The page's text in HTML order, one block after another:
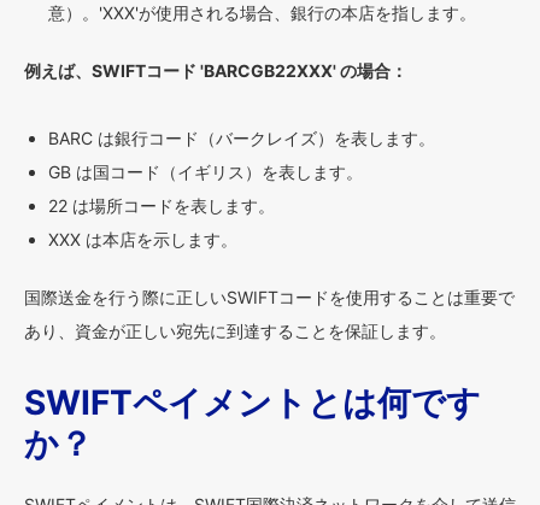
意）。'XXX'が使用される場合、銀行の本店を指します。
例えば、SWIFTコード 'BARCGB22XXX' の場合：
BARC は銀行コード（バークレイズ）を表します。
GB は国コード（イギリス）を表します。
22 は場所コードを表します。
XXX は本店を示します。
国際送金を行う際に正しいSWIFTコードを使用することは重要で
あり、資金が正しい宛先に到達することを保証します。
SWIFTペイメントとは何です
か？